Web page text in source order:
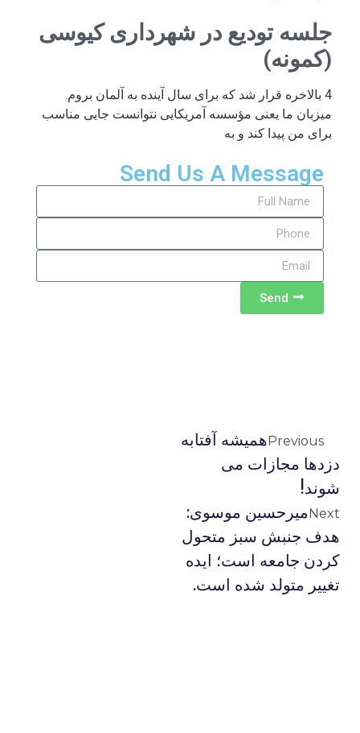
جلسه تودیع در شهرداری کیوسی
(کمونه)
4 بالاخره قرار شد که برای سال آینده به آلمان بروم.
میزبان ما یعنی مؤسسه آمریکایی نتوانست جایی مناسب
برای من پیدا کند و به
Send Us A Message
Send
Previous همیشه آفتابه
دزدها مجازات می
شوند!
Next میرحسین موسوی:
هدف جنبش سبز متحول
کردن جامعه است؛ ایده
تغییر متولد شده است.